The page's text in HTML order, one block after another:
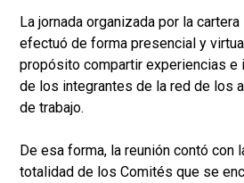
La jornada organizada por la
efectuó de forma presencial y
propósito compartir experiencias e
de los integrantes de la red de los
de trabajo.
De esa forma, la reunión contó con
totalidad de los Comités que se